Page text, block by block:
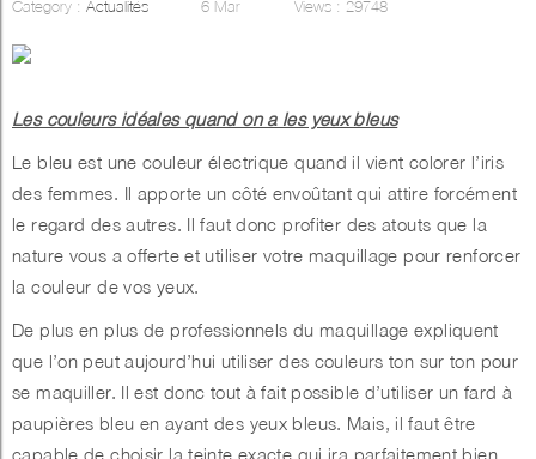
Category : Actualités 6 Mar Views : 29748
Les couleurs idéales quand on a les yeux bleus
Le bleu est une couleur électrique quand il vient colorer l’iris
des femmes. Il apporte un côté envoûtant qui attire forcément
le regard des autres. Il faut donc profiter des atouts que la
nature vous a offerte et utiliser votre maquillage pour renforcer
la couleur de vos yeux.
De plus en plus de professionnels du maquillage expliquent
que l’on peut aujourd’hui utiliser des couleurs ton sur ton pour
se maquiller. Il est donc tout à fait possible d’utiliser un fard à
paupières bleu en ayant des yeux bleus. Mais, il faut être
capable de choisir la teinte exacte qui ira parfaitement bien